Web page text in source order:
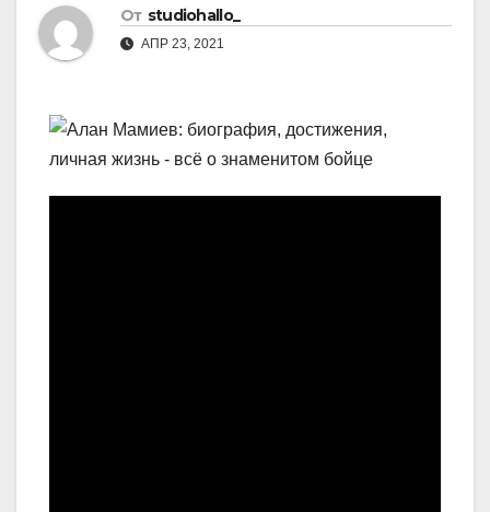
От studiohallo_
АПР 23, 2021